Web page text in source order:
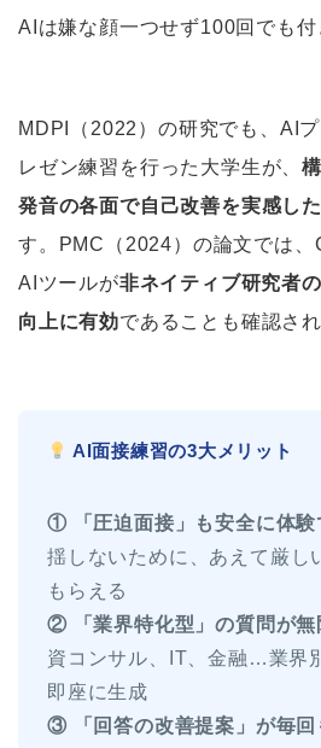
AIは嫌な顔一つせず100回でも付
MDPI（2022）の研究でも、AI
レゼン練習を行った大学生が、
発音の各面で自己改善を実感した
す。PMC（2024）の論文では
AIツールが非ネイティブ研究者
向上に有効であることも確認さ
AI面接練習の3大メリット
① 「圧迫面接」も安全に体験
揺しないために、あえて厳し
もらえる
② 「業界特化型」の質問が無
資コンサル、IT、金融…業界
即座に生成
③ 「回答の改善提案」が毎回